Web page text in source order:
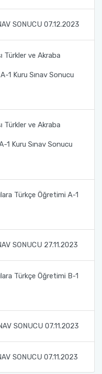
SONUCU 07.12.2023
Türkler ve Akraba
1 Kuru Sınav Sonucu
Türkler ve Akraba
1 Kuru Sınav Sonucu
Türkçe Öğretimi A-1
SONUCU 27.11.2023
Türkçe Öğretimi B-1
SONUCU 07.11.2023
SONUCU 07.11.2023
Dersi
Öğrencileri
Dersi
Yurtdışı